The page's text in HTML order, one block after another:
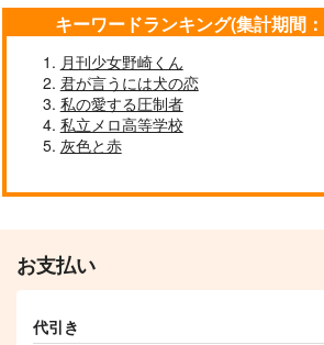
サンプル
作品詳細
サンプル
キーワードランキング(集計期間
月刊少女野崎くん
君が言うには犬の恋
私の愛する圧制者
私立メロ高等学校
灰色と赤
お支払い
代引き